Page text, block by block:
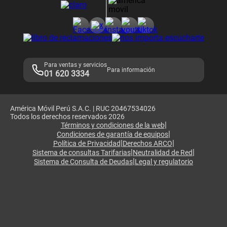
Adquirientes iPhone 6, 6S y SE
Mensaje de Seguridad
Términos y Condiciones de Tienda Claro
Libro de Reclamaciones
Para ventas y servicios
01 620 3334 Para información
América Móvil Perú S.A.C. | RUC 20467534026
Todos los derechos reservados 2026
Términos y condiciones de la web|
Condiciones de garantía de equipos|
Política de Privacidad|Derechos ARCO|
Sistema de consultas Tarifarias|Neutralidad de Red|
Sistema de Consulta de Deudas|Legal y regulatorio